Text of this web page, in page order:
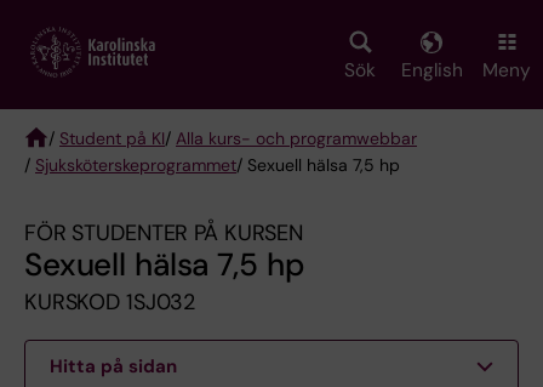
main
Sök English Meny
Breadcrumb
/ Student på KI/ Alla kurs- och programwebbar
/ Sjuksköterske­programmet/ Sexuell hälsa 7,5 hp
FÖR STUDENTER PÅ KURSEN
Sexuell hälsa 7,5 hp
KURSKOD 1SJ032
Hitta på sidan